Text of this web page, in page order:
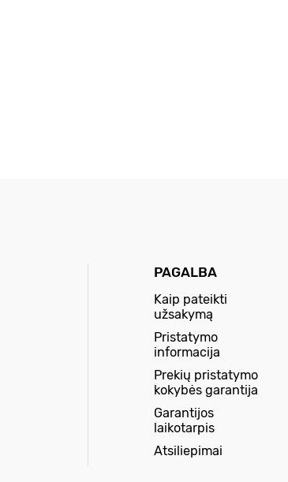
PAGALBA
Kaip pateikti
užsakymą
Pristatymo
informacija
Prekių pristatymo
kokybės garantija
Garantijos
laikotarpis
Atsiliepimai